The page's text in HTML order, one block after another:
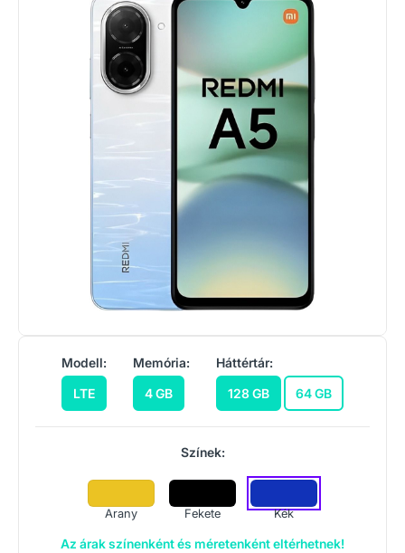
Modell:
LTE
Memória:
4 GB
Háttértár:
128 GB
64 GB
Színek:
Arany Fekete Kék
Az árak színenként és méretenként eltérhetnek!